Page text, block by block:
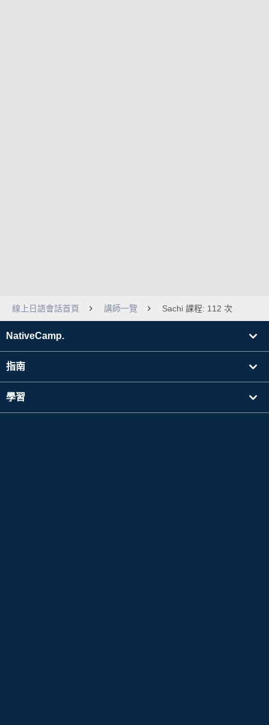
線上日語會話首頁 講師一覽 Sachi 課程: 112 次
NativeCamp.
指南
學習